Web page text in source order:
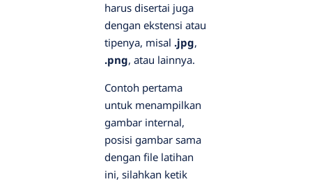
harus disertai juga
dengan ekstensi atau
tipenya, misal .jpg,
.png, atau lainnya.
Contoh pertama
untuk menampilkan
gambar internal,
posisi gambar sama
dengan file latihan
ini, silahkan ketik